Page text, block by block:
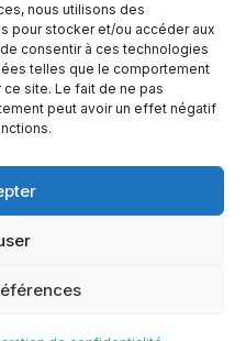
nous utilisons des
pour stocker et/ou accéder aux
consentir à ces technologies
telles que le comportement
ce site. Le fait de ne pas
peut avoir un effet négatif